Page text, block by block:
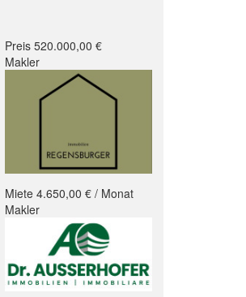
Preis 520.000,00 €
Makler
Miete 4.650,00 € / Monat
Makler